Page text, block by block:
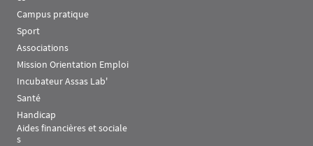
Campus pratique
Sport
Associations
Mission Orientation Emploi
Incubateur Assas Lab'
Santé
Handicap
Aides financières et sociale
s